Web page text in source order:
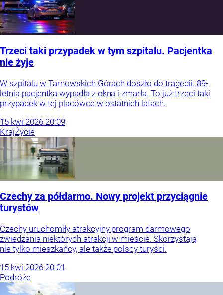
Trzeci taki przypadek w tym szpitalu. Pacjentka
nie żyje
W szpitalu w Tarnowskich Górach doszło do tragedii. 89-
letnia pacjentka wypadła z okna i zmarła. To już trzeci taki
przypadek w tej placówce w ostatnich latach.
15 kwi 2026 20:09
KrajŻycie
Czechy za półdarmo. Nowy projekt przyciągnie
turystów
Czechy uruchomiły atrakcyjny program darmowego
zwiedzania niektórych atrakcji w mieście. Skorzystają
nie tylko mieszkańcy, ale także polscy turyści.
15 kwi 2026 20:01
Podróże